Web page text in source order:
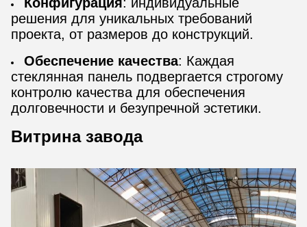
решения для уникальных требований
проекта, от размеров до конструкций.
Обеспечение качества: Каждая
стеклянная панель подвергается строгому
контролю качества для обеспечения
долговечности и безупречной эстетики.
Витрина завода